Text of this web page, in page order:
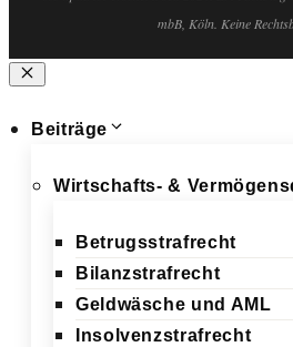
mbB, Köln. Keine
Schließen
Beiträge
Wirtschafts- &
Betrugsstrafrecht
Bilanzstrafrecht
Geldwäsche und AML
Insolvenzstrafrecht